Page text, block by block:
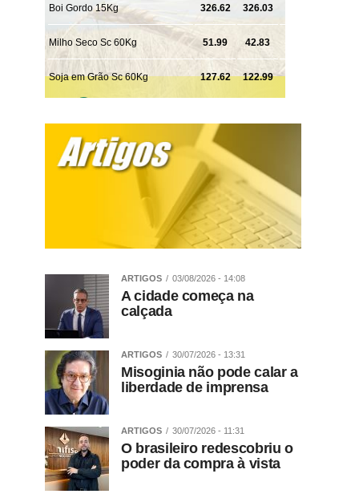
ARTIGOS 03/08/2026 - 14:08
A cidade começa na
calçada
ARTIGOS 30/07/2026 - 13:31
Misoginia não pode calar a
liberdade de imprensa
ARTIGOS 30/07/2026 - 11:31
O brasileiro redescobriu o
poder da compra à vista